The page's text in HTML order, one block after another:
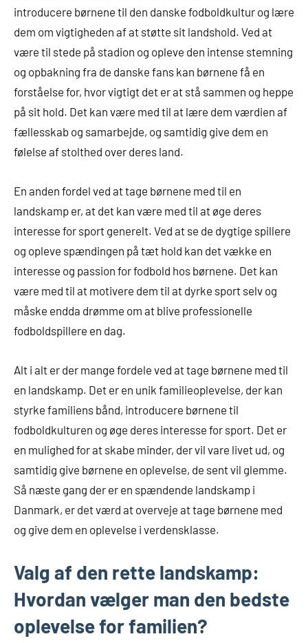
introducere børnene til den danske fodboldkultur og lære
dem om vigtigheden af at støtte sit landshold. Ved at
være til stede på stadion og opleve den intense stemning
og opbakning fra de danske fans kan børnene få en
forståelse for, hvor vigtigt det er at stå sammen og heppe
på sit hold. Det kan være med til at lære dem værdien af
fællesskab og samarbejde, og samtidig give dem en
følelse af stolthed over deres land.
En anden fordel ved at tage børnene med til en
landskamp er, at det kan være med til at øge deres
interesse for sport generelt. Ved at se de dygtige spillere
og opleve spændingen på tæt hold kan det vække en
interesse og passion for fodbold hos børnene. Det kan
være med til at motivere dem til at dyrke sport selv og
måske endda drømme om at blive professionelle
fodboldspillere en dag.
Alt i alt er der mange fordele ved at tage børnene med til
en landskamp. Det er en unik familieoplevelse, der kan
styrke familiens bånd, introducere børnene til
fodboldkulturen og øge deres interesse for sport. Det er
en mulighed for at skabe minder, der vil vare livet ud, og
samtidig give børnene en oplevelse, de sent vil glemme.
Så næste gang der er en spændende landskamp i
Danmark, er det værd at overveje at tage børnene med
og give dem en oplevelse i verdensklasse.
Valg af den rette landskamp:
Hvordan vælger man den bedste
oplevelse for familien?